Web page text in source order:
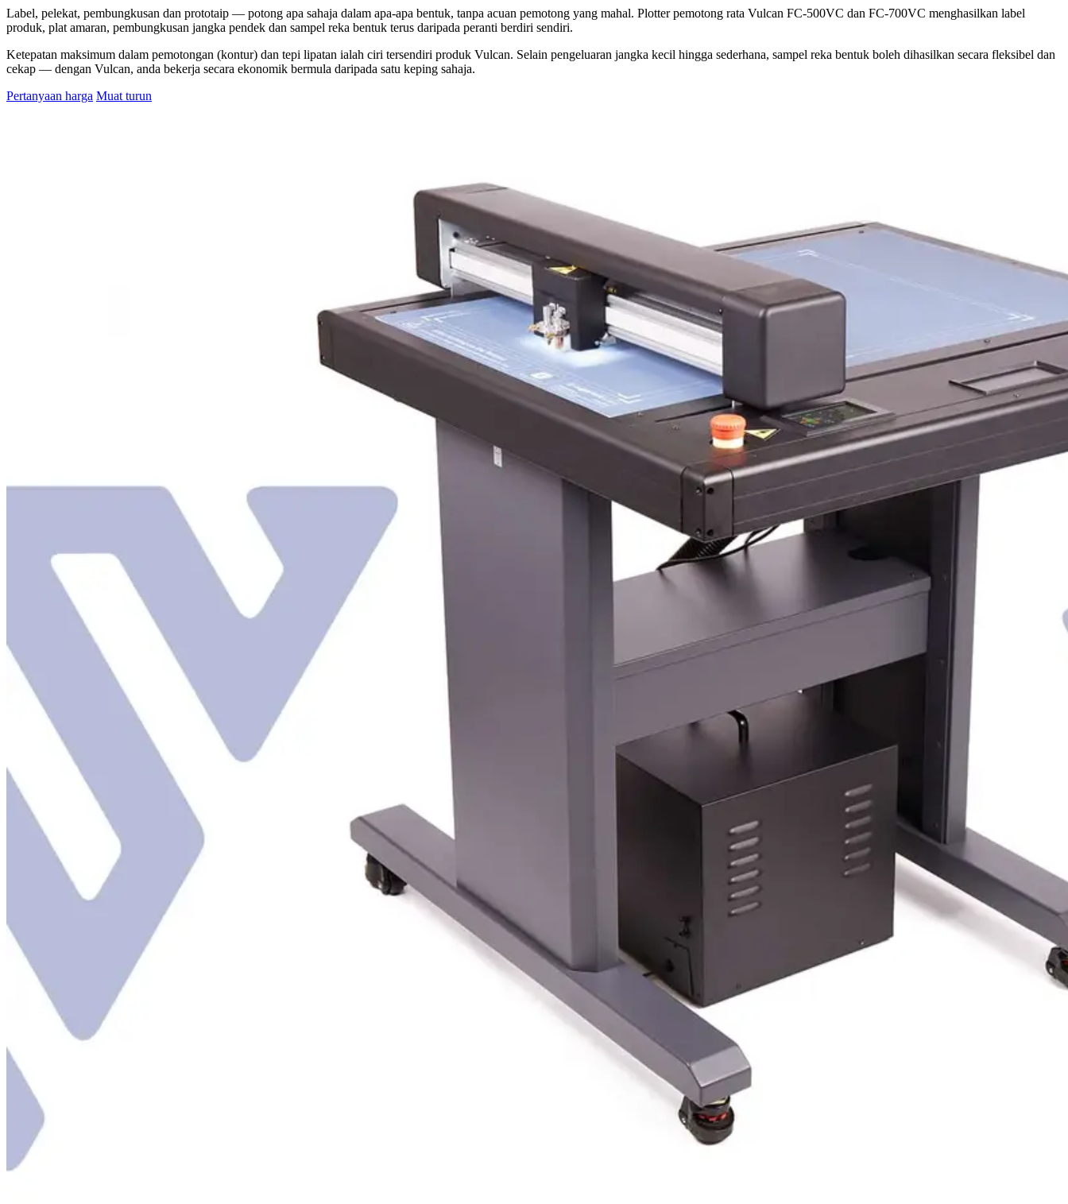
Label, pelekat, pembungkusan dan prototaip — potong apa sahaja dalam apa-apa bentuk, tanpa acuan pemotong yang mahal. Plotter pemotong rata Vulcan FC-500VC dan FC-700VC menghasilkan label
produk, plat amaran, pembungkusan jangka pendek dan sampel reka bentuk terus daripada peranti berdiri sendiri.
Ketepatan maksimum dalam pemotongan (kontur) dan tepi lipatan ialah ciri tersendiri produk Vulcan. Selain pengeluaran jangka kecil hingga sederhana, sampel reka bentuk boleh dihasilkan secara fleksibel dan
cekap — dengan Vulcan, anda bekerja secara ekonomik bermula daripada satu keping sahaja.
Pertanyaan harga Muat turun